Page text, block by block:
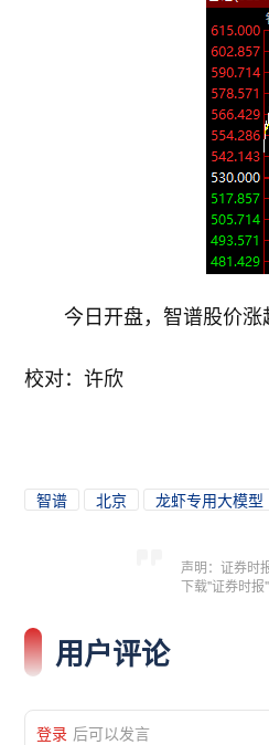
今日开盘，智谱股价涨
校对：许欣
智谱 北京 龙虾专用大模型
声明：证券时
下载"证券时报
用户评论
登录 后可以发言